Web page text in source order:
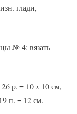
глади,
№ 4: вязать
р. = 10 х 10 см;
п. = 12 см.